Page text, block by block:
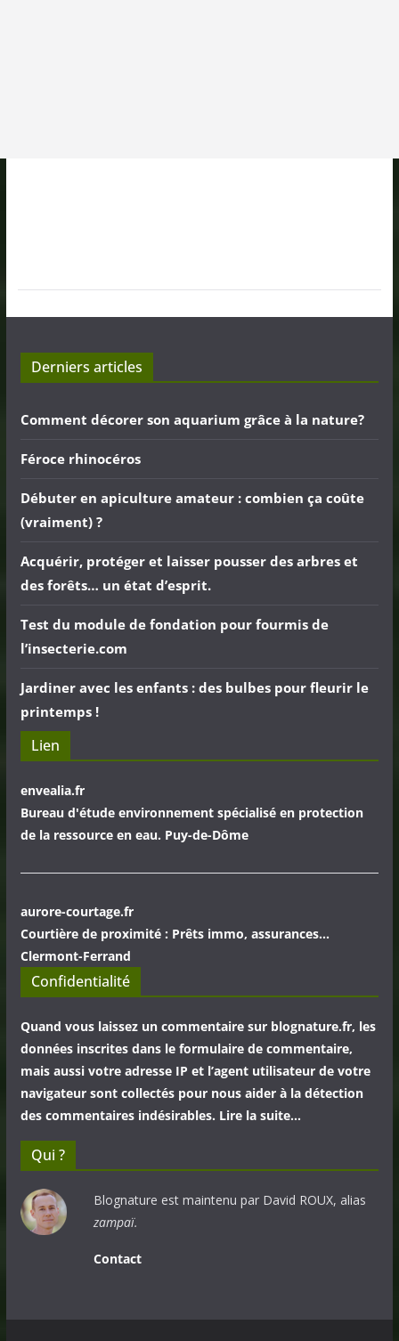
Derniers articles
Comment décorer son aquarium grâce à la nature?
Féroce rhinocéros
Débuter en apiculture amateur : combien ça coûte
(vraiment) ?
Acquérir, protéger et laisser pousser des arbres et
des forêts… un état d’esprit.
Test du module de fondation pour fourmis de
l’insecterie.com
Jardiner avec les enfants : des bulbes pour fleurir le
printemps !
Lien
envealia.fr
Bureau d'étude environnement spécialisé en protection
de la ressource en eau. Puy-de-Dôme
aurore-courtage.fr
Courtière de proximité : Prêts immo, assurances...
Clermont-Ferrand
Confidentialité
Quand vous laissez un commentaire sur blognature.fr, les
données inscrites dans le formulaire de commentaire,
mais aussi votre adresse IP et l’agent utilisateur de votre
navigateur sont collectés pour nous aider à la détection
des commentaires indésirables. Lire la suite…
Qui ?
Blognature est maintenu par David ROUX, alias
zampaï.
Contact